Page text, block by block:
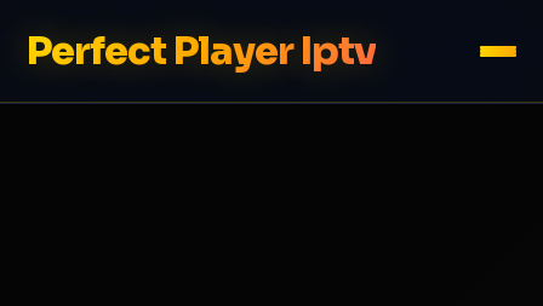
Perfect Player Iptv